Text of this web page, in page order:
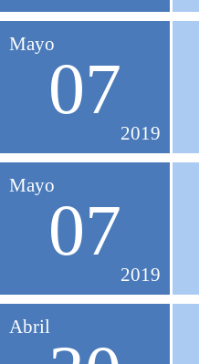
Mayo
07
2019
Mayo
07
2019
Abril